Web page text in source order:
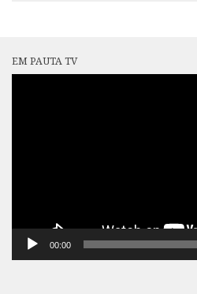
EM PAUTA TV
00:00